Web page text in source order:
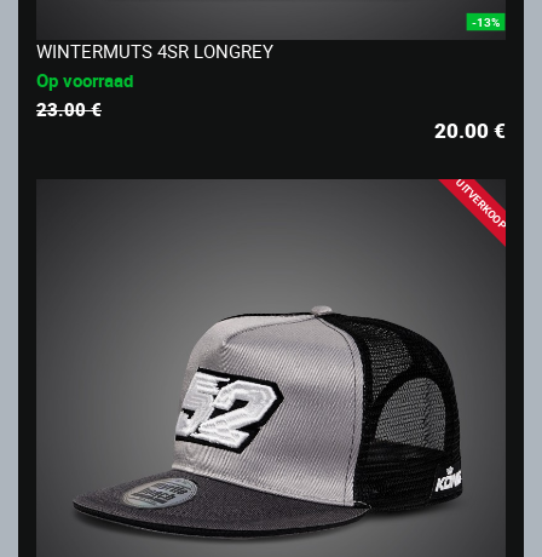
-13%
WINTERMUTS 4SR LONGREY
Op voorraad
23.00 €
20.00€
UITVERKOOP